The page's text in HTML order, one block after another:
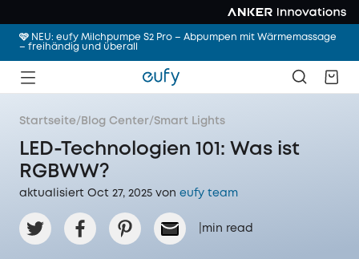
🩷 NEU: eufy Milchpumpe S2 Pro – Abpumpen mit Wärmemassage
– freihändig und überall
Startseite/ Blog Center/Smart Lights
LED-Technologien 101: Was ist
RGBWW?
aktualisiert Oct 27, 2025 von eufy team
min read